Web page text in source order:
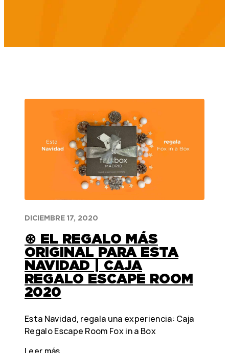
DICIEMBRE 17, 2020
⊛ EL REGALO MÁS
ORIGINAL PARA ESTA
NAVIDAD | CAJA
REGALO ESCAPE ROOM
2020
Esta Navidad, regala una experiencia: Caja
Regalo Escape Room Fox in a Box